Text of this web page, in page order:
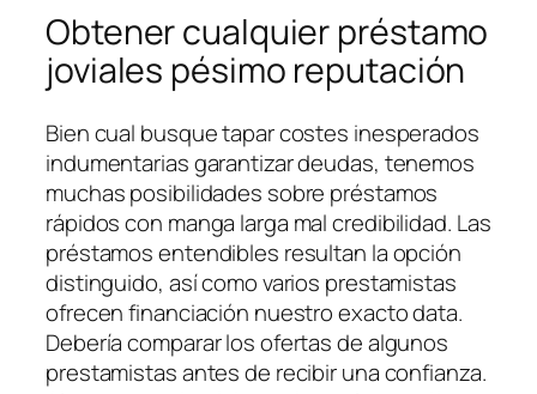
Obtener cualquier préstamo
joviales pésimo reputación
Bien cual busque tapar costes inesperados
indumentarias garantizar deudas, tenemos
muchas posibilidades sobre préstamos
rápidos con manga larga mal credibilidad. Las
préstamos entendibles resultan la opción
distinguido, así­ como varios prestamistas
ofrecen financiación nuestro exacto data.
Debería comparar los ofertas de algunos
prestamistas antes de recibir una confianza.